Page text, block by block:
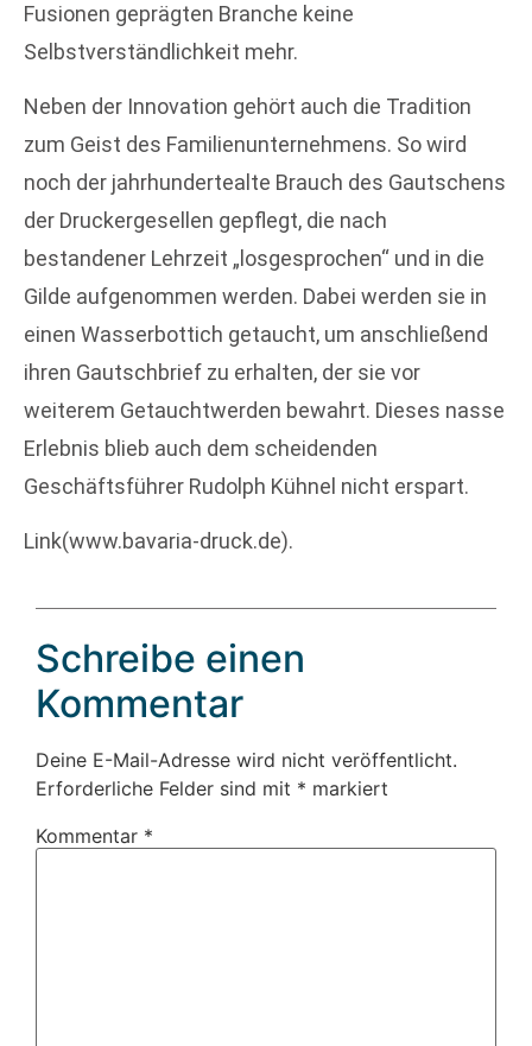
Fusionen geprägten Branche keine
Selbstverständlichkeit mehr.
Neben der Innovation gehört auch die Tradition
zum Geist des Familienunternehmens. So wird
noch der jahrhundertealte Brauch des Gautschens
der Druckergesellen gepflegt, die nach
bestandener Lehrzeit „losgesprochen“ und in die
Gilde aufgenommen werden. Dabei werden sie in
einen Wasserbottich getaucht, um anschließend
ihren Gautschbrief zu erhalten, der sie vor
weiterem Getauchtwerden bewahrt. Dieses nasse
Erlebnis blieb auch dem scheidenden
Geschäftsführer Rudolph Kühnel nicht erspart.
Link(www.bavaria-druck.de).
Schreibe einen
Kommentar
Deine E-Mail-Adresse wird nicht veröffentlicht.
Erforderliche Felder sind mit * markiert
Kommentar *